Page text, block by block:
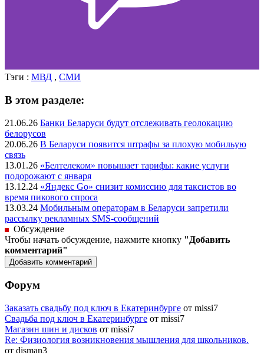
Тэги : МВД , СМИ
В этом разделе:
21.06.26 Банки Беларуси будут отслеживать геолокацию
белорусов
20.06.26 В Беларуси появится штрафы за плохую мобильую
связь
13.01.26 «Белтелеком» повышает тарифы: какие услуги
подорожают с января
13.12.24 «Яндекс Go» снизит комиссию для таксистов во
время пикового спроса
13.03.24 Мобильным операторам в Беларуси запретили
рассылку рекламных SMS-сообщений
Обсуждение
Чтобы начать обсуждение, нажмите кнопку "Добавить
комментарий"
Форум
Заказать свадьбу под ключ в Екатеринбурге от missi7
Cвадьба под ключ в Екатеринбурге от missi7
Магазин шин и дисков от missi7
Re: Физиология возникновения мышления для школьников.
от disman3